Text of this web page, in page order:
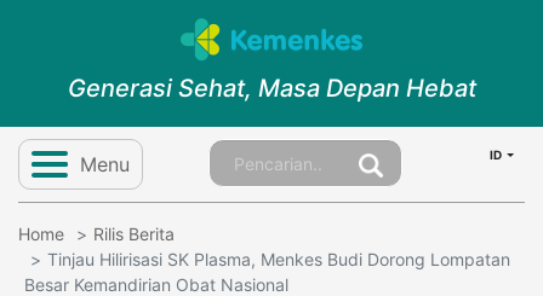
Generasi Sehat, Masa Depan Hebat
Menu ID
Home
Rilis Berita
Tinjau Hilirisasi SK Plasma, Menkes Budi Dorong Lompatan
Besar Kemandirian Obat Nasional